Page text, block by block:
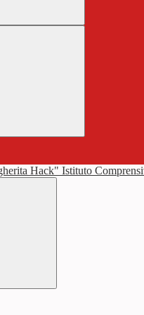
Istituto